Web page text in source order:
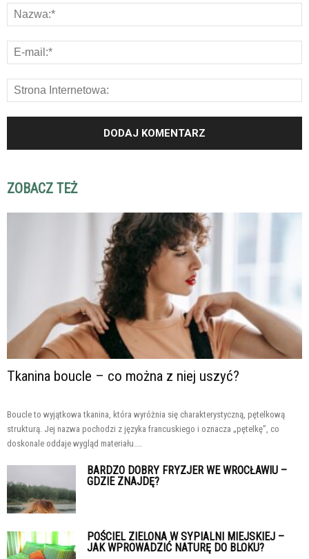
ZOBACZ TEŻ
Tkanina boucle – co można z niej uszyć?
Boucle to wyjątkowa tkanina, która wyróżnia się charakterystyczną, pętelkową
strukturą. Jej nazwa pochodzi z języka francuskiego i oznacza „pętelkę”, co
doskonale oddaje wygląd materiału....
BARDZO DOBRY FRYZJER WE WROCŁAWIU –
GDZIE ZNAJDĘ?
POŚCIEL ZIELONA W SYPIALNI MIEJSKIEJ –
JAK WPROWADZIĆ NATURĘ DO BLOKU?